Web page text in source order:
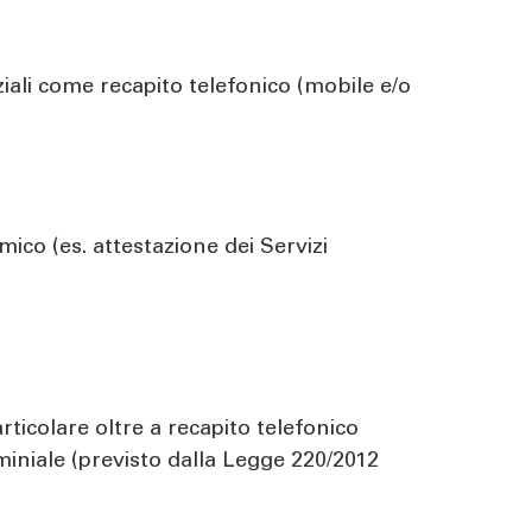
come recapito telefonico (mobile e/o
(es. attestazione dei Servizi
oltre a recapito telefonico
(previsto dalla Legge 220/2012